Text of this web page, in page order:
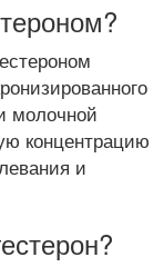
молочной
концентрацию
и